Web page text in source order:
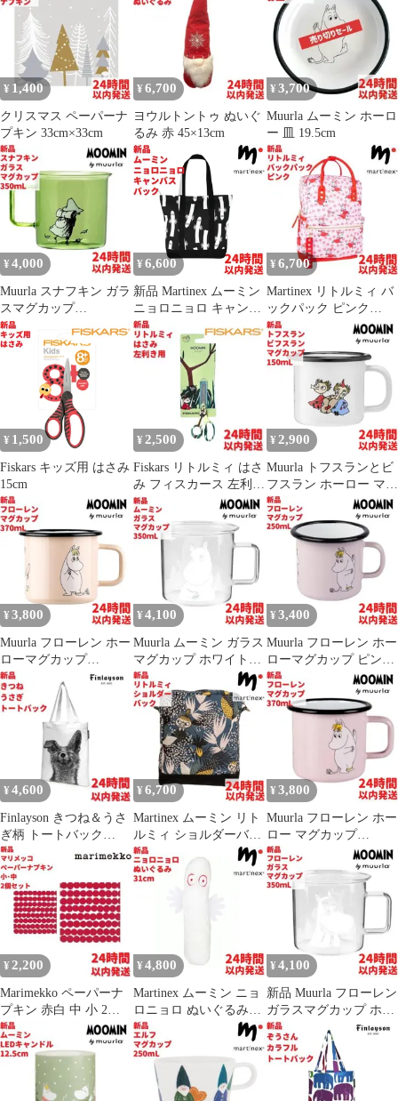
¥ 1,400
クリスマス ペーパーナ
プキン 33cm×33cm
¥ 6,700
ヨウルトントゥ ぬいぐ
るみ 赤 45×13cm
¥ 3,700
Muurla ムーミン ホーロ
ー 皿 19.5cm
¥ 4,000
Muurla スナフキン ガラ
スマグカップ
3.5dL(350mL)
¥ 6,600
新品 Martinex ムーミン
ニョロニョロ キャンバ
スバック 47cm
¥ 6,700
Martinex リトルミィ バ
ックパック ピンク
30cm
¥ 1,500
Fiskars キッズ用 はさみ
15cm
¥ 2,500
Fiskars リトルミィ はさ
み フィスカース 左利き
用 13cm
¥ 2,900
Muurla トフスランとビ
フスラン ホーロー マグ
カップ 1.5dL
¥ 3,800
Muurla フローレン ホー
ローマグカップ
3.7dL(370mL)
¥ 4,100
Muurla ムーミン ガラス
マグカップ ホワイト
3,5dL (350mL)
¥ 3,400
Muurla フローレン ホー
ローマグカップ ピンク
2.5dL(250mL)
¥ 4,600
Finlayson きつね＆うさ
ぎ柄 トートバック
41.5×36cm
¥ 6,700
Martinex ムーミン リト
ルミィ ショルダーバッ
ク ブルー 25cm
¥ 3,800
Muurla フローレン ホー
ロー マグカップ
3.7dL(370mL)
¥ 2,200
Marimekko ペーパーナ
プキン 赤白 中 小 2個
セット
¥ 4,800
Martinex ムーミン ニョ
ロニョロ ぬいぐるみ
31cm
¥ 4,100
新品 Muurla フローレン
ガラスマグカップ ホワ
イト 350mL